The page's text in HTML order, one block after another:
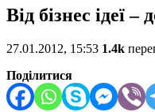
Від бізнес ідеї –
27.01.2012, 15:53 1.4k
Поділитися